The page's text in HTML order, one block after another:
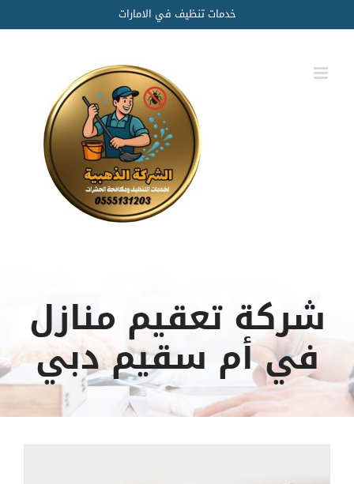
to
content
خدمات تنظيف في الامارات
شركة تعقيم منازل
في أم سقيم دبي